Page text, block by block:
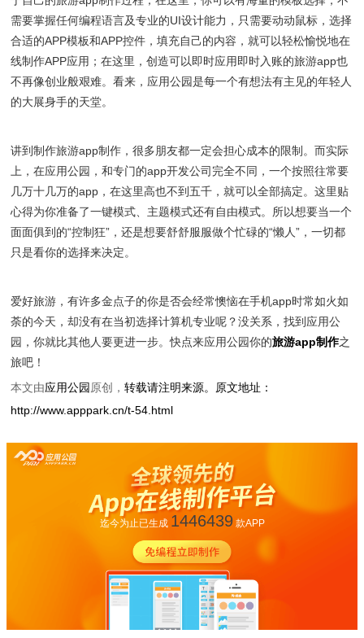
需要掌握任何编程语言及专业的UI设计能力，只需要动动鼠标，选择
合适的APP模板和APP控件，填充自己的内容，就可以轻松愉悦地在
线制作APP应用；在这里，创造可以即时应用即时入账的旅游app也
不再像创业般艰难。看来，应用公园是每一个有想法有主见的年轻人
的大展身手的天堂。
讲到制作旅游app制作，很多朋友都一定会担心成本的限制。而实际
上，在应用公园，和专门的app开发公司完全不同，一个按照往常要
几万十几万的app，在这里高也不到五千，就可以全部搞定。这里贴
心得为你准备了一键模式、主题模式还有自由模式。所以想要当一个
面面俱到的“控制狂”，还是想要舒舒服服做个忙碌的“懒人”，一切都
只是看你的选择来决定。
爱好旅游，有许多金点子的你是否会经常懊恼在手机app时常如火如
荼的今天，却没有在当初选择计算机专业呢？没关系，找到应用公
园，你就比其他人要更进一步。快点来应用公园你的旅游app制作之
旅吧！
本文由应用公园 原创， 转载请注明来源。原文地址：
http://www.apppark.cn/t-54.html
迄今为止已生成 1446439款APP